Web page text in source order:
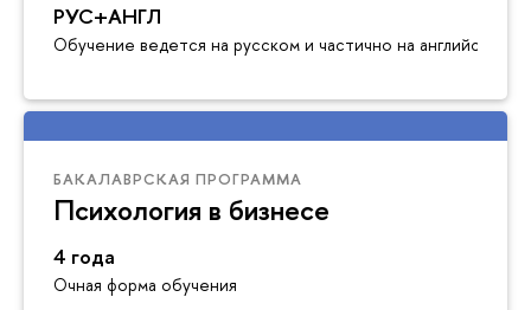
РУС+АНГЛ
Обучение ведется на русском и частично на английском
БАКАЛАВРСКАЯ ПРОГРАММА
Психология в бизнесе
4 года
Очная форма обучения